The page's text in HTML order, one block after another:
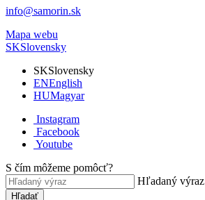
info@samorin.sk
Mapa webu
SKSlovensky
SKSlovensky
ENEnglish
HUMagyar
Instagram
Facebook
Youtube
S čím môžeme pomôcť?
Hľadaný výraz
Hľadať